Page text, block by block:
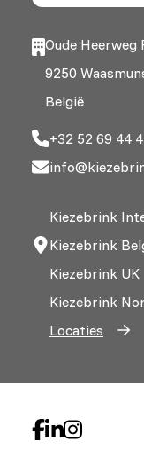
Oude Heerweg
9250
België
+32 52 69 44
Kiezebrink
Kiezebrink
Kiezebrink UK
Kiezebrink
Locaties